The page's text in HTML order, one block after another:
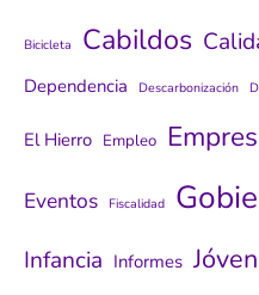
Bicicleta Cabildos
Dependencia Descarbonización
El Hierro Empleo
Eventos Fiscalidad
Infancia Informes